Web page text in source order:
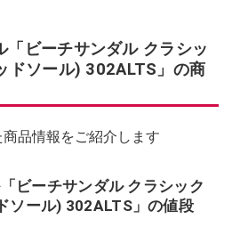
「ビーチサンダル クラシッ
ドソール) 302ALTS」の商
品情報をご紹介します
ビーチサンダル クラシック
ソール) 302ALTS」の値段